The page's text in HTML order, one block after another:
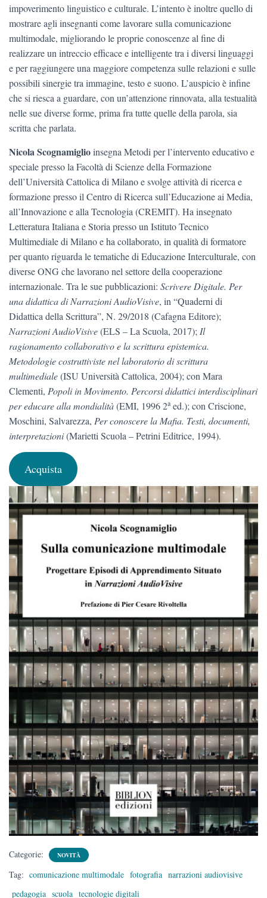
impoverimento linguistico e culturale. L’intento è inoltre quello di
mostrare agli insegnanti come lavorare sulla comunicazione
multimodale, migliorando le proprie conoscenze al fine di
realizzare un intreccio efficace e intelligente tra i diversi linguaggi
e per raggiungere una maggiore competenza sulle relazioni e sulle
possibili sinergie tra immagine, testo e suono. L’auspicio è infine
che si riesca a guardare, con un’attenzione rinnovata, alla testualità
nelle sue diverse forme, prima fra tutte quelle della parola, sia
scritta che parlata.
Nicola Scognamiglioinsegna Metodi per l’intervento educativo e
speciale presso la Facoltà di Scienze della Formazione
dell’Università Cattolica di Milano e svolge attività di ricerca e
formazione presso il Centro di Ricerca sull’Educazione ai Media,
all’Innovazione e alla Tecnologia (CREMIT). Ha insegnato
Letteratura Italiana e Storia presso un Istituto Tecnico
Multimediale di Milano e ha collaborato, in qualità di formatore
per quanto riguarda le tematiche di Educazione Interculturale, con
diverse ONG che lavorano nel settore della cooperazione
internazionale. Tra le sue pubblicazioni: Scrivere Digitale. Per
una didattica di Narrazioni AudioVisive, in “Quaderni di
Didattica della Scrittura”, N. 29/2018 (Cafagna Editore);
Narrazioni AudioVisive(ELS – La Scuola, 2017); Il
ragionamento collaborativo e la scrittura epistemica.
Metodologie costruttiviste nel laboratorio di scrittura
multimediale(ISU Università Cattolica, 2004); con Mara
Clementi, Popoli in Movimento. Percorsi didattici interdisciplinari
per educare alla mondialità(EMI, 1996 2a ed.); con Criscione,
Moschini, Salvarezza, Per conoscere la Mafia. Testi, documenti,
interpretazioni(Marietti Scuola – Petrini Editrice, 1994).
Acquista
Categorie: NOVITÀ
Tag: comunicazione multimodale fotografia narrazioni audiovisive
pedagogia scuola tecnologie digitali